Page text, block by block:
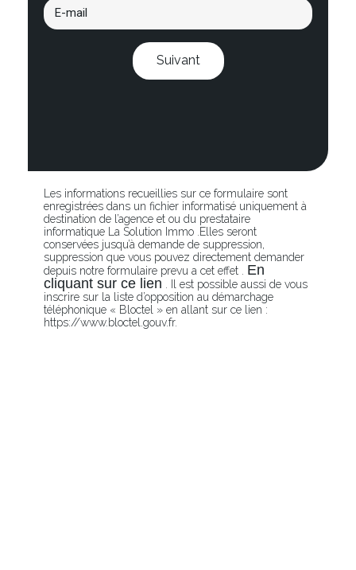
Suivant
Les informations recueillies sur ce formulaire sont
enregistrées dans un fichier informatisé uniquement à
destination de l’agence et ou du prestataire
informatique La Solution Immo .Elles seront
conservées jusqu’à demande de suppression,
suppression que vous pouvez directement demander
depuis notre formulaire prevu a cet effet . En
cliquant sur ce lien . Il est possible aussi de vous
inscrire sur la liste d’opposition au démarchage
téléphonique « Bloctel » en allant sur ce lien :
https://www.bloctel.gouv.fr.